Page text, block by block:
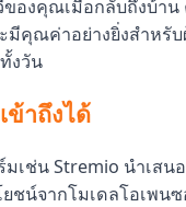
องคุณเมื่อกลับถึงบ้าน
มีคุณค่าอย่างยิ่งสำหรั
งวัน
าถึงได้
เช่น Stremio นำเส
ชน์จากโมเดลโอเพน